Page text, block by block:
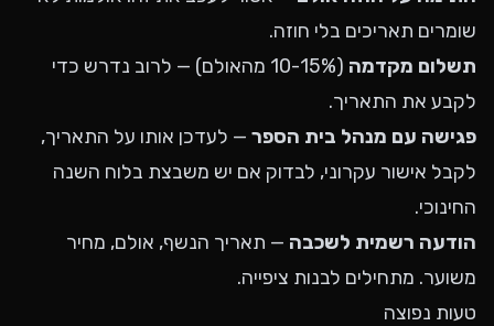
שומרים תאריכים בלי חוזה.
תשלום מקדמה
(10-15% מהאולם) — לרוב נדרש כדי
לקבע את התאריך.
פגישה עם מנהל בית הספר — לעדכן אותו על התאריך,
לקבל אישור עקרוני, לבדוק אם יש משבצת בלוח השנה
החינוכי.
הודעה רשמית לשכבה — תאריך הנשף, אולם, מחיר
משוער. מתחילים לבנות ציפייה.
טעות נפוצה